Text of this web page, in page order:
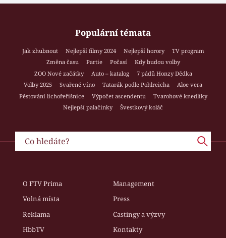
Populární témata
Jak zhubnout Nejlepší filmy 2024 Nejlepší horory
TV program
Změna času
Partie Počasí
Kdy budou volby
ZOO Nové začátky
Auto – katalog
7 pádů Honzy Dědka
Volby 2025
Svařené víno Tatarák podle Pohlreicha
Aloe vera
Pěstování lichořeřišnice
Výpočet ascendentu
Tvarohové knedlíky
Nejlepší palačinky
Švestkový koláč
O FTV Prima
Management
Volná místa
Press
Reklama
Castingy a výzvy
HbbTV
Kontakty